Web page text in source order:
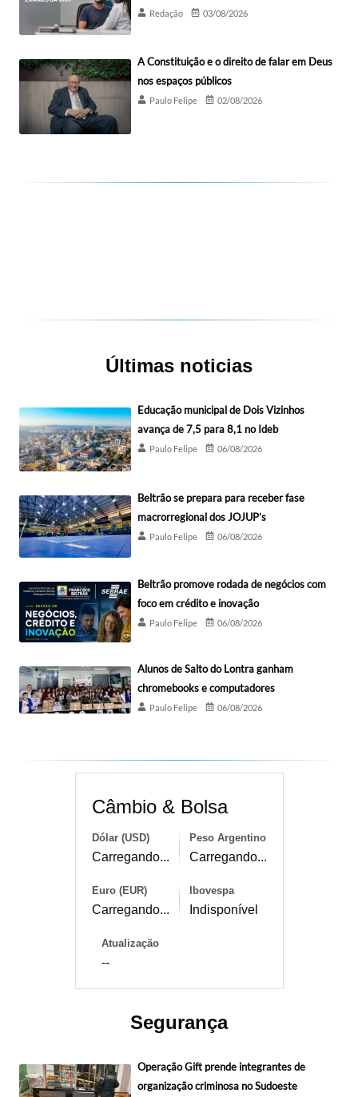
Redação 03/08/2026
A Constituição e o direito de falar em Deus
nos espaços públicos
Paulo Felipe 02/08/2026
Últimas noticias
Educação municipal de Dois Vizinhos
avança de 7,5 para 8,1 no Ideb
Paulo Felipe 06/08/2026
Beltrão se prepara para receber fase
macrorregional dos JOJUP’s
Paulo Felipe 06/08/2026
Beltrão promove rodada de negócios com
foco em crédito e inovação
Paulo Felipe 06/08/2026
Alunos de Salto do Lontra ganham
chromebooks e computadores
Paulo Felipe 06/08/2026
Câmbio & Bolsa
Dólar (USD)
Carregando...
Peso Argentino
Carregando...
Euro (EUR)
Carregando...
Ibovespa
Indisponível
Atualização
--
Segurança
Operação Gift prende integrantes de
organização criminosa no Sudoeste